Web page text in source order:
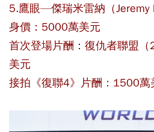
5.鷹眼—傑瑞米雷納（Jeremy
身價：5000萬美元
首次登場片酬：復仇者聯盟
美元
接拍《復聯4》片酬：1500萬